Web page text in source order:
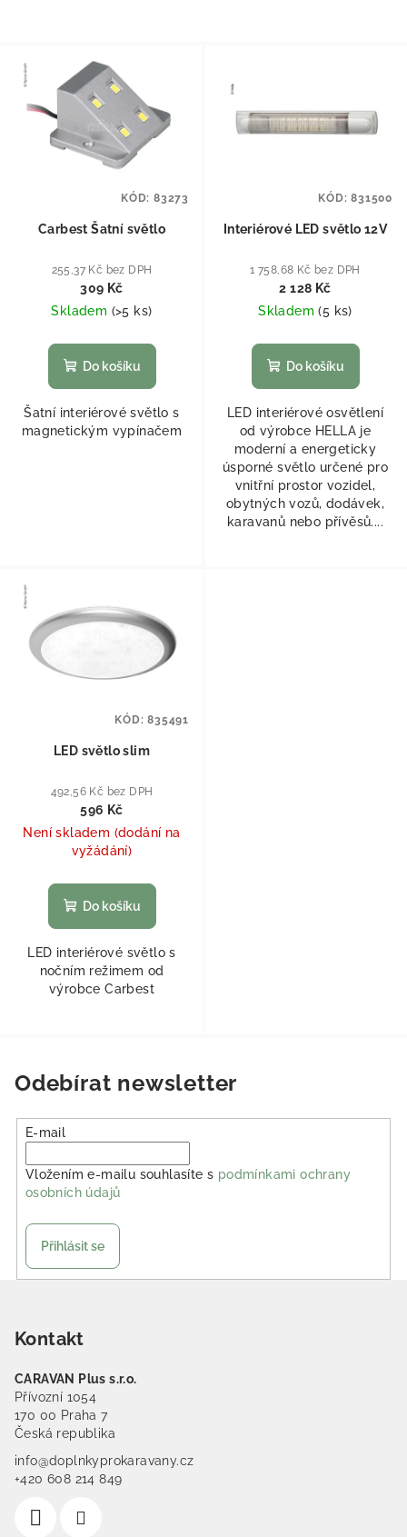
Carbest Šatní světlo
255,37 Kč bez DPH
309 Kč
Skladem (>5 ks)
Do košíku
Šatní interiérové světlo s
magnetickým vypínačem
KÓD: 83273
Interiérové LED světlo 12V
1 758,68 Kč bez DPH
2 128 Kč
Skladem(5 ks)
Do košíku
LED interiérové osvětlení
od výrobce HELLA je
moderní a energeticky
úsporné světlo určené pro
vnitřní prostor vozidel,
obytných vozů, dodávek,
karavanů nebo přívěsů....
KÓD:831500
LED světlo slim
492,56 Kč bez DPH
596 Kč
Není skladem (dodání na
vyžádání)
Do košíku
LED interiérové světlo s
nočním režimem od
výrobce Carbest
KÓD:835491
Odebírat newsletter
E-mail
Vložením e-mailu souhlasíte s podmínkami ochrany
osobních údajů
Přihlásit se
Kontakt
CARAVAN Plus s.r.o.
Přívozní 1054
170 00 Praha 7
Česká republika
info@doplnkyprokaravany.cz
+420 608 214 849